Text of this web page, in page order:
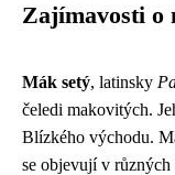
Zajímavosti o
Mák setý, latinsky
čeledi makovitých.
Blízkého východu.
se objevují v různých